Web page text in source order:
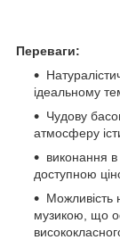
Переваги:
ідеальному
Чудову
атмосферу
виконання
доступною
Можливість
музикою, що